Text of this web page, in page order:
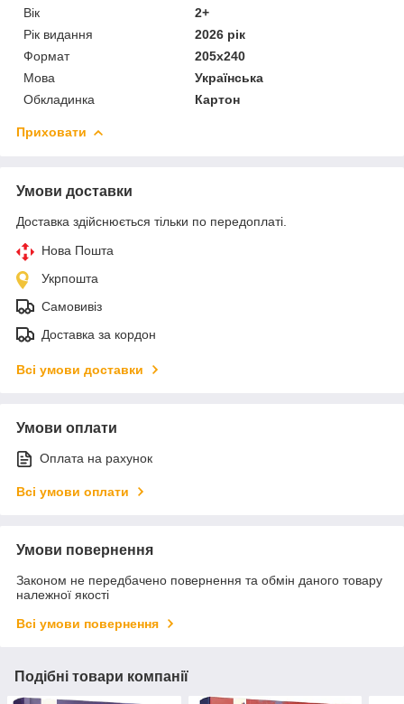
Вік
2+
Рік видання
2026 рік
Формат
205х240
Мова
Українська
Обкладинка
Картон
Приховати
Умови доставки
Доставка здійснюється тільки по передоплаті.
Нова Пошта
Укрпошта
Самовивіз
Доставка за кордон
Всі умови доставки
Умови оплати
Оплата на рахунок
Всі умови оплати
Умови повернення
Законом не передбачено повернення та обмін даного товару
належної якості
Всі умови повернення
Подібні товари компанії